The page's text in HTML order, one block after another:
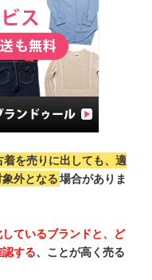
着を売りに出しても、適
外となる 場合がありま
しているブランドと、ど
する、ことが高く売る